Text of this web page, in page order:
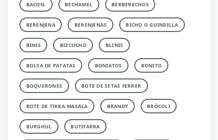
BACON. BECHAMEL BERBERECHOS
BERENJENA BERENJENAS BICHO O GUINDILLA
BINIS BIZCOCHO BLINIS
BOLSA DE PATATAS BONIATOS BONITO
BOQUERONES BOTE DE SETAS FERRER
BOTE DE TIKKA MASALA BRANDY BRÓCOLI
BURGHUL BUTIFARRA